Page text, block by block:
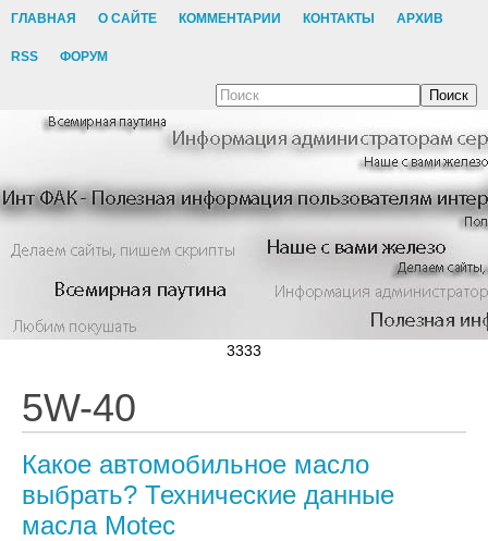
ГЛАВНАЯ О САЙТЕ КОММЕНТАРИИ КОНТАКТЫ АРХИВ
RSS ФОРУМ
Поиск
3333
5W-40
Какое автомобильное масло
выбрать? Технические данные
масла Motec